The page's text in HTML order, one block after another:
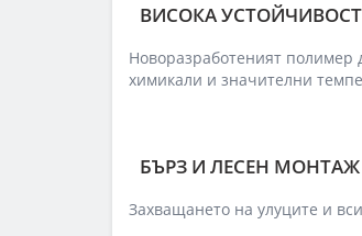
ВИСОКА
Новоразработеният полимер
химикали и значителни
БЪРЗ И ЛЕСЕН МОНТАЖ
Захващането на улуците и